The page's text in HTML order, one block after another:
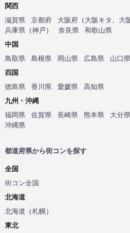
関西
滋賀県
京都府 大阪府 （大阪キタ 大
兵庫県 （神戸） 奈良県
和歌山県
中国
鳥取県
島根県 岡山県 広島県
山口県
四国
徳島県
香川県 愛媛県
高知県
九州・沖縄
福岡県
佐賀県 長崎県 熊本県 大分県
沖縄県
都道府県から街コンを探す
全国
街コン全国
北海道
北海道 （札幌）
東北